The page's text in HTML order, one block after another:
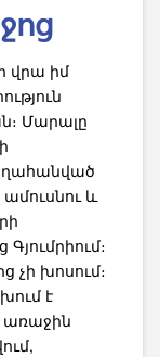
վրա իմ
Մարալը
և
չի խոսում։
է
առաջին